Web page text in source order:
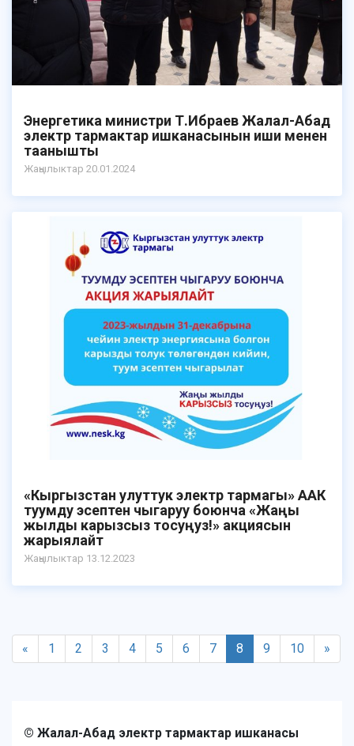
Энергетика министри Т.Ибраев Жалал-Абад
электр тармактар ишканасынын иши менен
таанышты
Жаңылыктар 20.01.2024
«Кыргызстан улуттук электр тармагы» ААК
туумду эсептен чыгаруу боюнча «Жаңы
жылды карызсыз тосуңуз!» акциясын
жарыялайт
Жаңылыктар 13.12.2023
« 1 2 3 4 5 6 7 8 9 10 »
© Жалал-Абад электр тармактар ишканасы